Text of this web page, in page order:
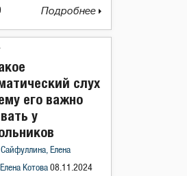
Подробнее
слух
его важно
у
Елена
Котова 08.11.2024